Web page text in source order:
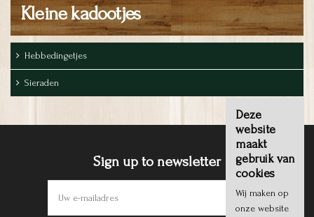
Kleine kadootjes
Hebbedingetjes
Sieraden
Sign up to newsletter
Deze
website
maakt
gebruik van
cookies
Wij maken op
onze website